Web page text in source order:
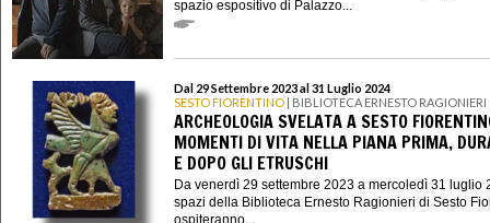
spazio espositivo di Palazzo...
Dal 29 Settembre 2023 al 31 Luglio 2024
SESTO FIORENTINO | BIBLIOTECA ERNESTO RAGIONIERI
ARCHEOLOGIA SVELATA A SESTO
MOMENTI DI VITA NELLA PIANA PRIMA,
E DOPO GLI ETRUSCHI
Da venerdì 29 settembre 2023 a mercoledì 31 luglio
spazi della Biblioteca Ernesto Ragionieri di Sesto
ospiteranno...